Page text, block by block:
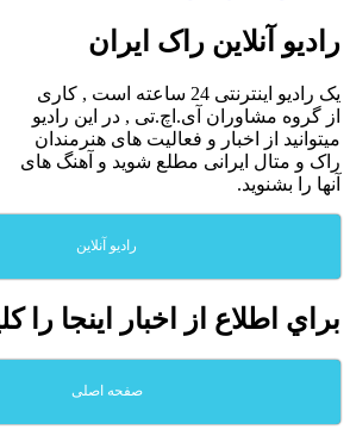
رادیو آنلاین راک ایران
یک رادیو اینترنتی 24 ساعته است , کاری
از گروه مشاوران آی.اچ.تی , در این رادیو
میتوانید از اخبار و فعالیت های هنرمندان
راک و متال ایرانی مطلع شوید و آهنگ های
آنها را بشنوید.
رادیو آنلاین
براي اطلاع از اخبار اينجا را
صفحه اصلی